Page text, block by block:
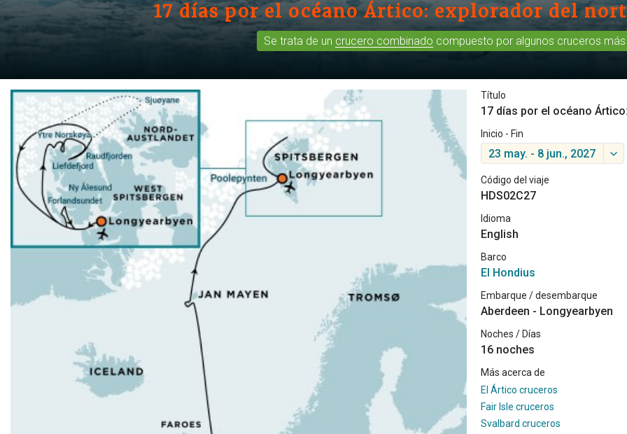
17 días por el océano Ártico: explorador del
Se trata de un crucero combinado compuesto por algunos cruceros
Título
17 días por el océano
Inicio - Fin
23 may. - 8 jun., 2027
Código del viaje
HDS02C27
Idioma
English
Barco
El Hondius
Embarque / desembarque
Aberdeen - Longyearbyen
Noches / Días
16 noches
Más acerca de
El Ártico cruceros
Fair Isle cruceros
Svalbard cruceros